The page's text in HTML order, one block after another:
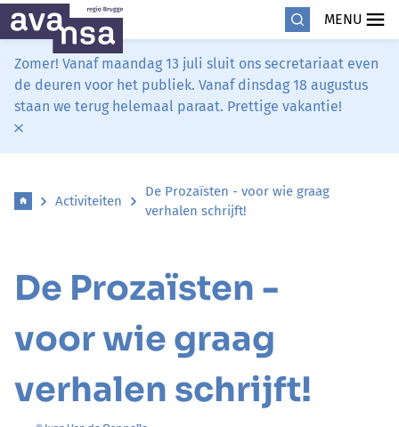
MENU
Zomer! Vanaf maandag 13 juli sluit ons secretariaat even
de deuren voor het publiek. Vanaf dinsdag 18 augustus
staan we terug helemaal paraat. Prettige vakantie!
Activiteiten
De Prozaïsten - voor wie graag
verhalen schrijft!
De Prozaïsten -
voor wie graag
verhalen schrijft!